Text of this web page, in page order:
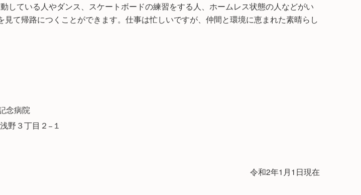
ている人やダンス、スケートボードの練習をする人、ホームレス状態の人などがい
て帰路につくことができます。仕事は忙しいですが、仲間と環境に恵まれた素晴らし
念病院
野３丁目２−１
令和2年1月1日現在